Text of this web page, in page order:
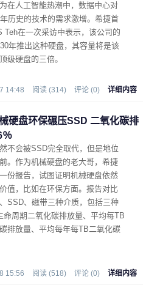
在人工智能热潮中，数据中心对
历史的技术的需求激增。希捷首
Teh在一次采访中表示，该公司的
年推出这种硬盘，其容量将是该
级硬盘的三倍。
14:48 阅读 (314) 评论 (0) 详细内容
硬盘环保碾压SSD 二氧化碳排
％
不会被SSD完全取代，但是地位
。作为机械硬盘的老大哥，希捷
份报告，试图证明机械硬盘依然
值，比如在环保方面。报告对比
SSD、磁带三种介质，包括三种
命周期二氧化碳排放量、平均每TB
排放量、平均每年每TB二氧化碳
15:56 阅读 (518) 评论 (0) 详细内容